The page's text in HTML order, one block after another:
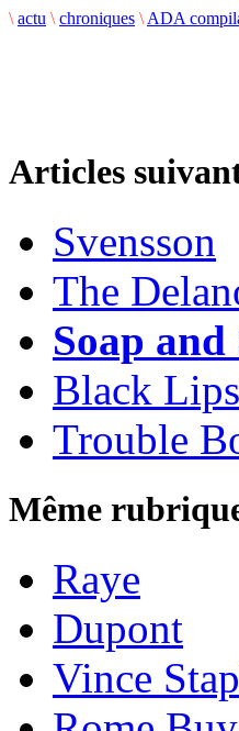
\ actu \ chroniques \ ADA
Articles
Svensson
The
Soap
Black Lips
Trouble
Même
Raye
Dupont
Vince